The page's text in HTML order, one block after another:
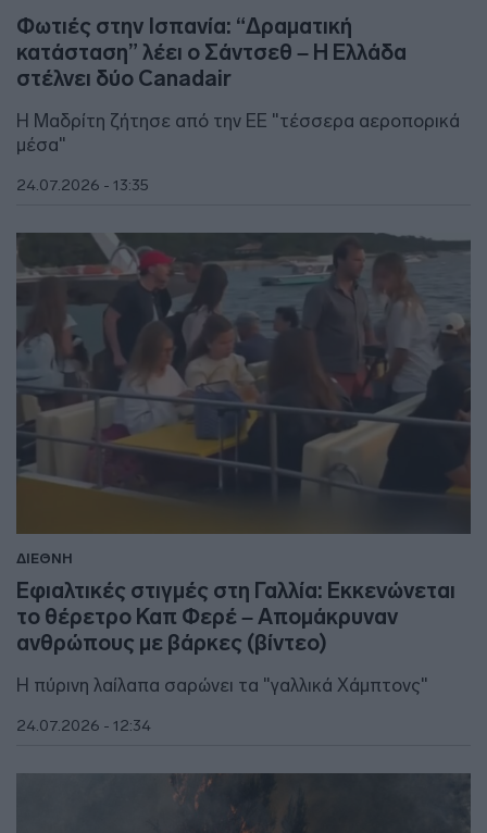
Φωτιές στην Ισπανία: “Δραματική
κατάσταση” λέει ο Σάντσεθ – Η Ελλάδα
στέλνει δύο Canadair
Η Μαδρίτη ζήτησε από την ΕΕ "τέσσερα αεροπορικά
μέσα"
24.07.2026 - 13:35
ΔΙΕΘΝΗ
Εφιαλτικές στιγμές στη Γαλλία: Εκκενώνεται
το θέρετρο Καπ Φερέ – Απομάκρυναν
ανθρώπους με βάρκες (βίντεο)
Η πύρινη λαίλαπα σαρώνει τα "γαλλικά Χάμπτονς"
24.07.2026 - 12:34